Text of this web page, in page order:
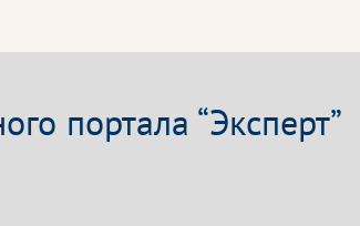
портала “Эксперт”